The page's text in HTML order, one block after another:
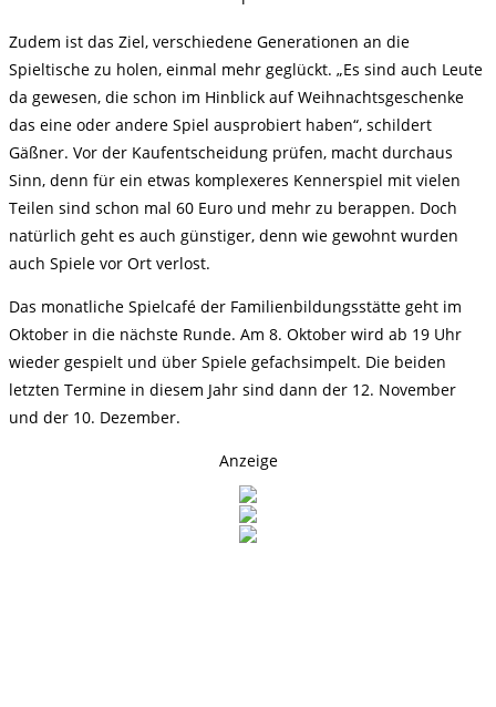
Zudem ist das Ziel, verschiedene Generationen an die
Spieltische zu holen, einmal mehr geglückt. „Es sind auch Leute
da gewesen, die schon im Hinblick auf Weihnachtsgeschenke
das eine oder andere Spiel ausprobiert haben“, schildert
Gäßner. Vor der Kaufentscheidung prüfen, macht durchaus
Sinn, denn für ein etwas komplexeres Kennerspiel mit vielen
Teilen sind schon mal 60 Euro und mehr zu berappen. Doch
natürlich geht es auch günstiger, denn wie gewohnt wurden
auch Spiele vor Ort verlost.
Das monatliche Spielcafé der Familienbildungsstätte geht im
Oktober in die nächste Runde. Am 8. Oktober wird ab 19 Uhr
wieder gespielt und über Spiele gefachsimpelt. Die beiden
letzten Termine in diesem Jahr sind dann der 12. November
und der 10. Dezember.
Anzeige